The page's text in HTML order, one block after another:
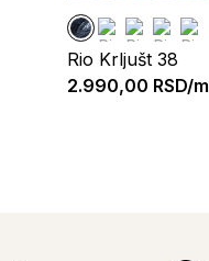
Rio Krljušt 38
2.990,00 RSD/m